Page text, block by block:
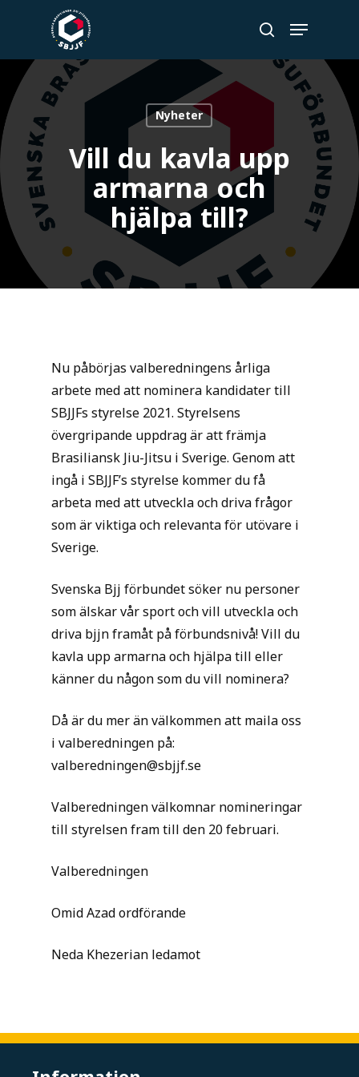
main
content
search
Menu
Nyheter
Vill du kavla upp
armarna och
hjälpa till?
Nu påbörjas valberedningens årliga
arbete med att nominera kandidater till
SBJJFs styrelse 2021. Styrelsens
övergripande uppdrag är att främja
Brasiliansk Jiu-Jitsu i Sverige. Genom att
ingå i SBJJF’s styrelse kommer du få
arbeta med att utveckla och driva frågor
som är viktiga och relevanta för utövare i
Sverige.
Svenska Bjj förbundet söker nu personer
som älskar vår sport och vill utveckla och
driva bjjn framåt på förbundsnivå! Vill du
kavla upp armarna och hjälpa till eller
känner du någon som du vill nominera?
Då är du mer än välkommen att maila oss
i valberedningen på:
valberedningen@sbjjf.se
Valberedningen välkomnar nomineringar
till styrelsen fram till den 20 februari.
Valberedningen
Omid Azad ordförande
Neda Khezerian ledamot
Menu